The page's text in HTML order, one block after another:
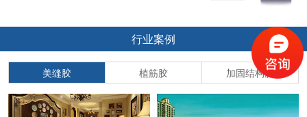
行业案例
美缝胶 植筋胶 加固结构胶